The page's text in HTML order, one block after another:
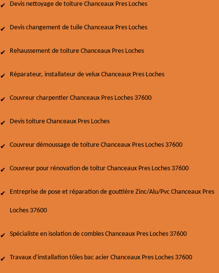
Devis nettoyage de toiture Chanceaux Pres Loches
Devis changement de tuile Chanceaux Pres Loches
Rehaussement de toiture Chanceaux Pres Loches
Réparateur, installateur de velux Chanceaux Pres Loches
Couvreur charpentier Chanceaux Pres Loches 37600
Devis toiture Chanceaux Pres Loches
Couvreur démoussage de toiture Chanceaux Pres Loches 37600
Couvreur pour rénovation de toitur Chanceaux Pres Loches 37600
Entreprise de pose et réparation de gouttière Zinc/Alu/Pvc Chanceaux Pres
Loches 37600
Spécialiste en isolation de combles Chanceaux Pres Loches 37600
Travaux d'installation tôles bac acier Chanceaux Pres Loches 37600